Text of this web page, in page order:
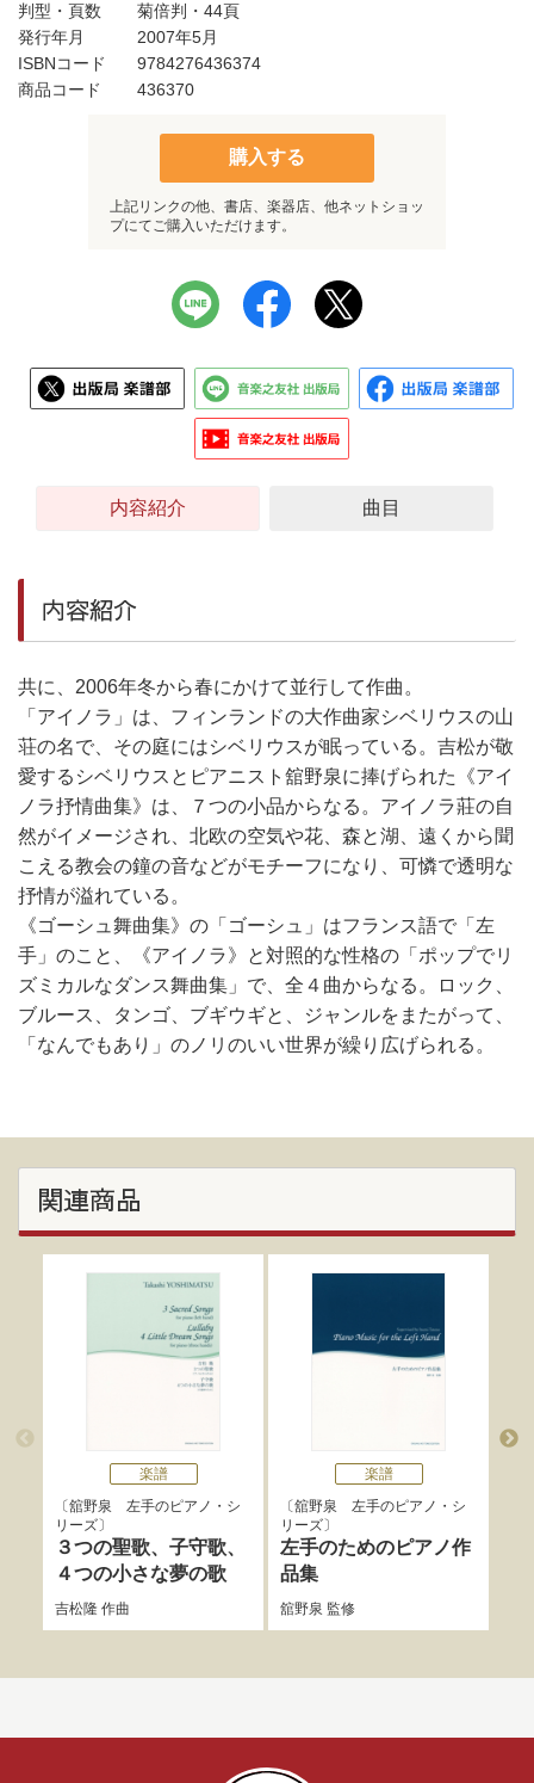
判型・頁数
菊倍判・44頁
発行年月
2007年5月
ISBNコード
9784276436374
商品コード
436370
購入する
上記リンクの他、書店、楽器店、他ネットショッ
プにてご購入いただけます。
内容紹介 曲目
内容紹介
共に、2006年冬から春にかけて並行して作曲。
「アイノラ」は、フィンランドの大作曲家シベリウスの山
荘の名で、その庭にはシベリウスが眠っている。吉松が敬
愛するシベリウスとピアニスト舘野泉に捧げられた《アイ
ノラ抒情曲集》は、７つの小品からなる。アイノラ莊の自
然がイメージされ、北欧の空気や花、森と湖、遠くから聞
こえる教会の鐘の音などがモチーフになり、可憐で透明な
抒情が溢れている。
《ゴーシュ舞曲集》の「ゴーシュ」はフランス語で「左
手」のこと、《アイノラ》と対照的な性格の「ポップでリ
ズミカルなダンス舞曲集」で、全４曲からなる。ロック、
ブルース、タンゴ、ブギウギと、ジャンルをまたがって、
「なんでもあり」のノリのいい世界が繰り広げられる。
関連商品
楽譜
舘野泉 左手のピアノ・シ
リーズ
３つの聖歌、子守歌、
４つの小さな夢の歌
吉松隆 作曲
楽譜
舘野泉 左手のピアノ・シ
リーズ
左手のためのピアノ作
品集
舘野泉 監修